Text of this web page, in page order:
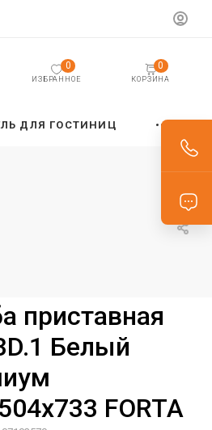
ИЗБРАННОЕ
0
КОРЗИНА
0
ДЛЯ ГОСТИНИЦ
приставная
Белый
FORTA